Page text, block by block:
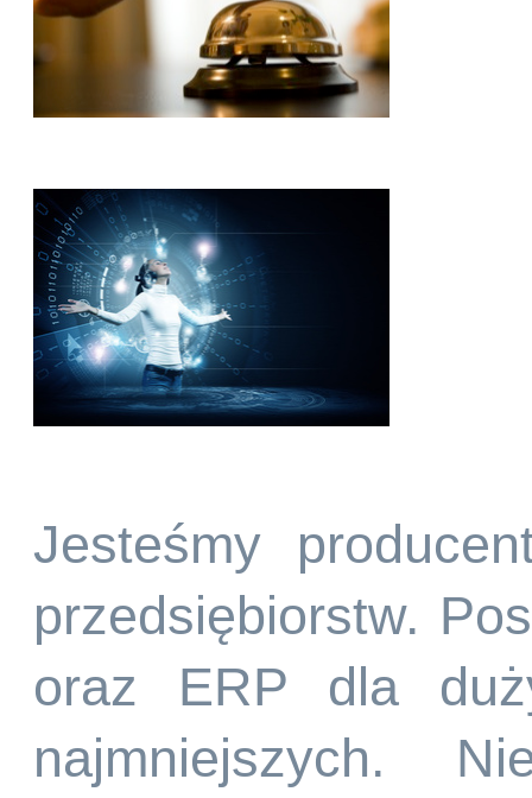
Jesteśmy
przedsiębiorstw.
oraz ERP dla
najmniejszych.